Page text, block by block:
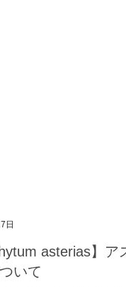
日
asterias】
いて